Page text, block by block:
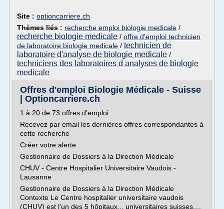
Site : optioncarriere.ch
Thèmes liés : recherche emploi biologie medicale /
recherche biologie medicale / offre d'emploi technicien
de laboratoire biologie medicale / technicien de
laboratoire d'analyse de biologie medicale /
techniciens des laboratoires d analyses de biologie
medicale
Offres d'emploi Biologie Médicale - Suisse
| Optioncarriere.ch
1 à 20 de 73 offres d'emploi
Recevez par email les dernières offres correspondantes à
cette recherche
Créer votre alerte
Gestionnaire de Dossiers à la Direction Médicale
CHUV - Centre Hospitalier Universitaire Vaudois -
Lausanne
Gestionnaire de Dossiers à la Direction Médicale
Contexte Le Centre hospitalier universitaire vaudois
(CHUV) est l'un des 5 hôpitaux... universitaires suisses....